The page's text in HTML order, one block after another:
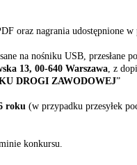
oraz nagrania udostępnione w
na nośniku USB, przesłane
13, 00-640 Warszawa, z
DROGI ZAWODOWEJ”
roku (w przypadku przesyłek
konkursu.